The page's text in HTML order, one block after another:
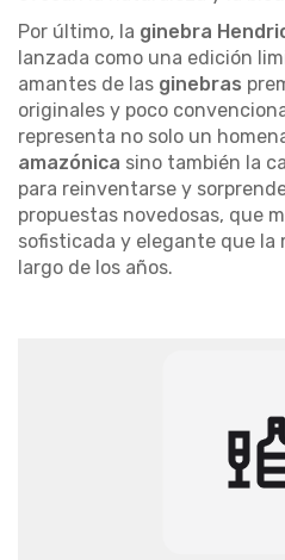
Por último, la ginebra
lanzada como una edición
amantes de las ginebras
originales y poco
representa no solo un
amazónica sino también la
para reinventarse y
propuestas novedosas, que
sofisticada y elegante que la
largo de los años.